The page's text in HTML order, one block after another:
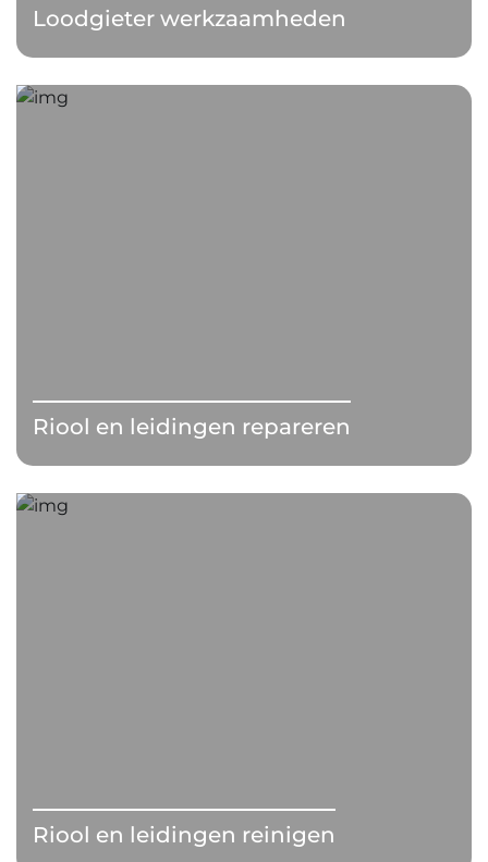
Loodgieter werkzaamheden
Riool en leidingen repareren
Riool en leidingen reinigen